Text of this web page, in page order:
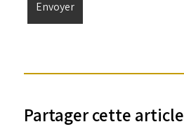
Partager cette article